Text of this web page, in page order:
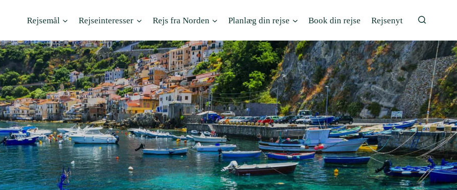
Rejsemål Rejseinteresser Rejs fra Norden Planlæg din rejse Book din rejse Rejsenyt